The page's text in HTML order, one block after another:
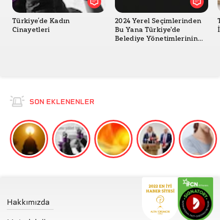
TMMOB: İstanbul Deprem Raporu
Türkiye’de Kadın
Cinayetleri
2024 Yerel Seçimlerinden
Bu Yana Türkiye'de
Belediye Yönetimlerinin
SON EKLENENLER
Hakkımızda